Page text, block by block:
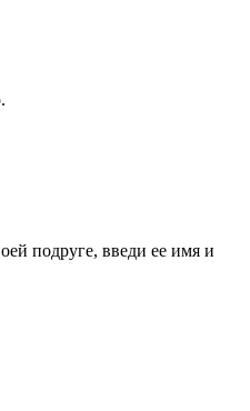
подруге, введи ее имя и